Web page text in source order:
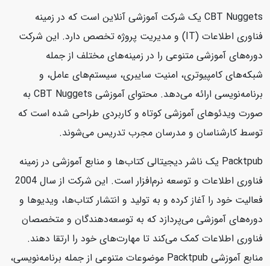
CBT Nuggets یک شرکت آموزشی آنلاین است که در زمینه
فناوری اطلاعات (IT) و مدیریت پروژه تخصص دارد. این شرکت
دوره‌های آموزشی متنوعی را در زمینه‌های مختلف از جمله
شبکه‌های کامپیوتری، امنیت سایبری، سیستم‌های عامل، و
برنامه‌نویسی ارائه می‌دهد. محتوای آموزشی CBT Nuggets به
صورت ویدئوهای آموزشی کوتاه و کاربردی طراحی شده است که
توسط کارشناسان و مدرسان مجرب تدریس می‌شوند.
Packtpub یک ناشر دیجیتالی کتاب‌ها و منابع آموزشی در زمینه
فناوری اطلاعات و توسعه نرم‌افزار است. این شرکت از سال 2004
فعالیت خود را آغاز کرده و به تولید و انتشار کتاب‌ها، ویدیوها و
دوره‌های آموزشی می‌پردازد که به توسعه‌دهندگان و متخصصان
فناوری اطلاعات کمک می‌کند تا مهارت‌های خود را ارتقا دهند.
منابع آموزشی Packtpub موضوعات متنوعی از جمله برنامه‌نویسی،